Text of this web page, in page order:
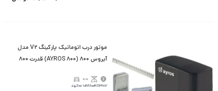
موتور درب اتوماتیک پارکینگ V2 مدل
آیروس 800 (AYROS 800) قدرت 800
220V
800KG
10M100تردد